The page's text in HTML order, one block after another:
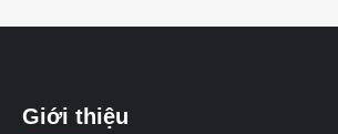
Giới thiệu